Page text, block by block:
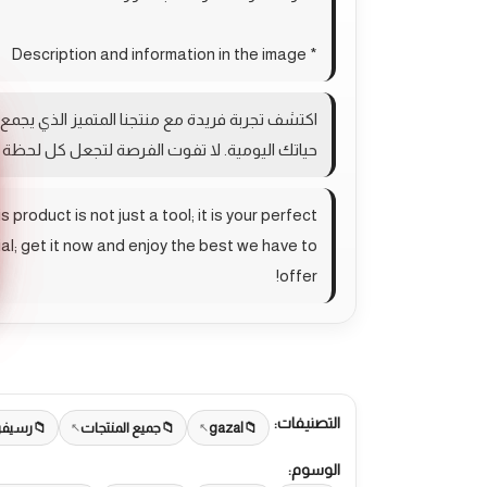
* Description and information in the image
اكتشف تجربة فريدة مع منتجنا المتميز الذي
حياتك اليومية. لا تفوت الفرصة لتجعل كل
product is not just a tool; it is your perfect
get it now and enjoy the best we have to
offer!
التصنيفات: gazal جميع المنتجات
الوسوم: